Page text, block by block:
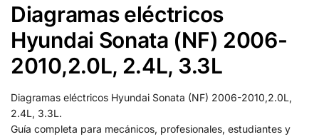
Diagramas eléctricos
Hyundai Sonata (NF) 2006-
2010,2.0L, 2.4L, 3.3L
Diagramas eléctricos Hyundai Sonata (NF) 2006-2010,2.0L,
2.4L, 3.3L.
Guía completa para mecánicos, profesionales, estudiantes y